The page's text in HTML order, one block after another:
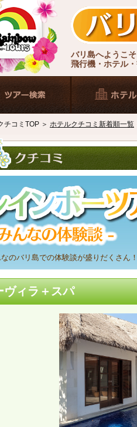
バリ島へようこ
飛行機・ホテル
チコミTOP ＞ ホテルクチコミ新着順一覧
のバリ島での体験談が盛りだくさん
ヴィラ＋スパ